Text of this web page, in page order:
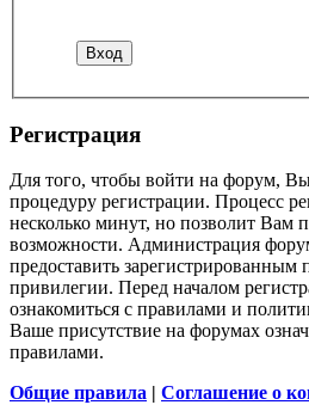
Регистрация
Для того, чтобы войти на форум,
процедуру регистрации. Процесс
несколько минут, но позволит Вам
возможности. Администрация
предоставить зарегистрированным
привилегии. Перед началом
ознакомиться с правилами и
Ваше присутствие на форумах
правилами.
Общие правила | Соглашение о